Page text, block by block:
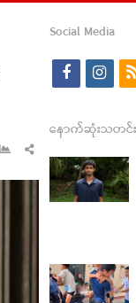
Share
this
post
Social Media
f
c
e
b
k
i
s
t
a
a
နောက်ဆုံးသတင်း